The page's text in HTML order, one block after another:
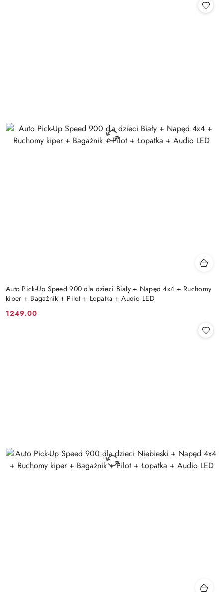
Auto Pick-Up Speed 900 dla dzieci Biały + Napęd 4x4 + Ruchomy
kiper + Bagażnik + Pilot + Łopatka + Audio LED
Cena:
1249.00